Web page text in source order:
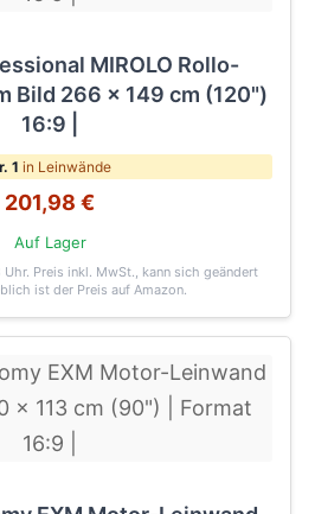
MIROLO Rollo-
Bild 266 x 149 cm (120")
16:9 |
1 in Leinwände
201,98 €
Auf Lager
Uhr. Preis inkl. MwSt., kann sich geändert
ist der Preis auf Amazon.